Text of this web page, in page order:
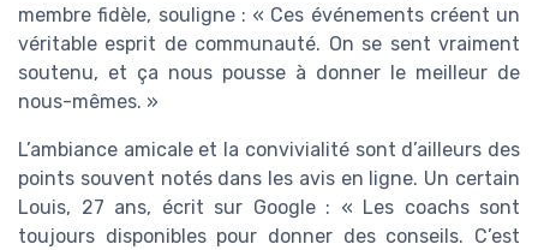
membre fidèle, souligne : « Ces événements créent un
véritable esprit de communauté. On se sent vraiment
soutenu, et ça nous pousse à donner le meilleur de
nous-mêmes. »
L’ambiance amicale et la convivialité sont d’ailleurs des
points souvent notés dans les avis en ligne. Un certain
Louis, 27 ans, écrit sur Google : « Les coachs sont
toujours disponibles pour donner des conseils. C’est